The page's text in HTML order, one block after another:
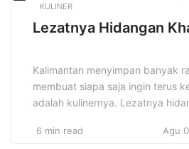
KULINER
Lezatnya Hidangan
Kalimantan menyimpan banyak
membuat siapa saja ingin terus
adalah kulinernya. Lezatnya
keunikan cita rasa yang berasal
6 min read Agu